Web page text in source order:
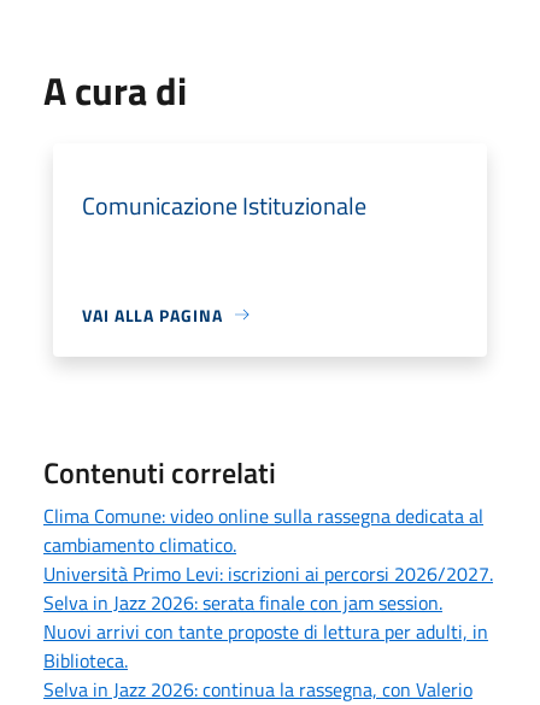
A cura di
Comunicazione Istituzionale
VAI ALLA PAGINA
Contenuti correlati
Clima Comune: video online sulla rassegna dedicata al
cambiamento climatico.
Università Primo Levi: iscrizioni ai percorsi 2026/2027.
Selva in Jazz 2026: serata finale con jam session.
Nuovi arrivi con tante proposte di lettura per adulti, in
Biblioteca.
Selva in Jazz 2026: continua la rassegna, con Valerio